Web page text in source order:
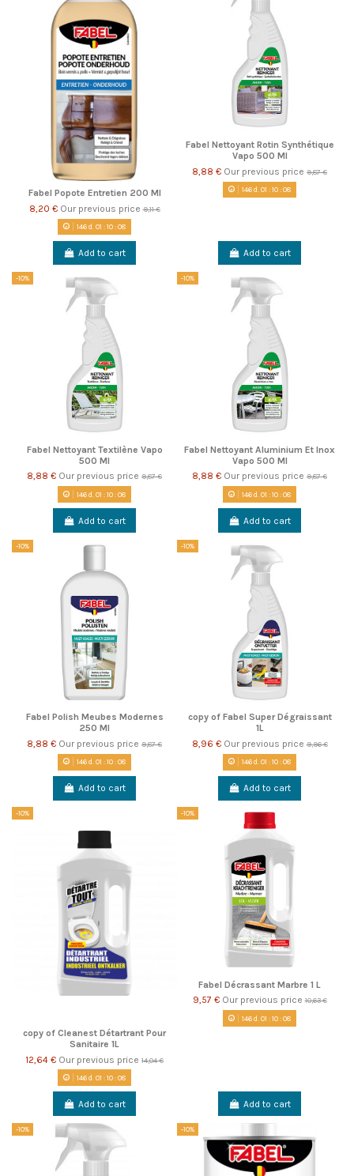
Fabel Popote Entretien 200 Ml
8,20 € Our previous price9,11 €
146d. 01 :10:08
Add to cart
Fabel Nettoyant Rotin Synthétique
Vapo 500 Ml
8,88 € Our previous price 9,87 €
146d. 01 :10:08
Add to cart
-10%
Fabel Nettoyant Textilène Vapo
500 Ml
8,88 € Our previous price 9,87 €
146d. 01 :10:08
Add to cart
-10%
Fabel Nettoyant Aluminium Et Inox
Vapo 500 Ml
8,88 € Our previous price 9,87 €
146d. 01 :10:08
Add to cart
-10%
Fabel Polish Meubes Modernes
250 Ml
8,88 € Our previous price 9,87 €
146d. 01 :10:08
Add to cart
-10%
copy of Fabel Super Dégraissant
1L
8,96 € Our previous price9,96 €
146d. 01 :10:08
Add to cart
-10%
copy of Cleanest Détartrant Pour
Sanitaire 1L
12,64 € Our previous price 14,04 €
146d. 01 :10:08
Add to cart
-10%
Fabel Décrassant Marbre 1 L
9,57 € Our previous price10,63 €
146d. 01 :10:08
Add to cart
-10% -10%